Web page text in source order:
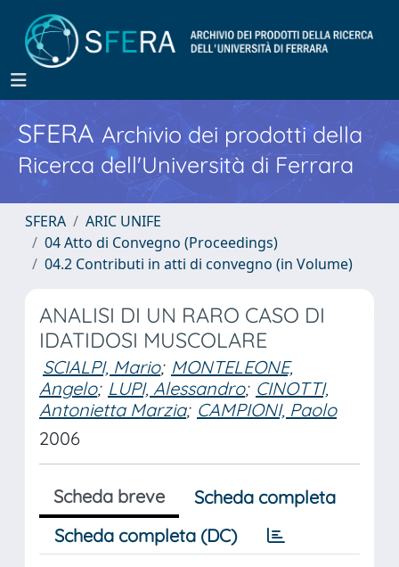
SFERA Archivio dei prodotti della
Ricerca dell'Università di Ferrara
SFERA
ARIC UNIFE
04 Atto di Convegno (Proceedings)
04.2 Contributi in atti di convegno (in Volume)
ANALISI DI UN RARO CASO DI
IDATIDOSI MUSCOLARE
SCIALPI, Mario; MONTELEONE,
Angelo; LUPI, Alessandro; CINOTTI,
Antonietta Marzia; CAMPIONI, Paolo
2006
Scheda breve
Scheda completa
Scheda completa (DC)